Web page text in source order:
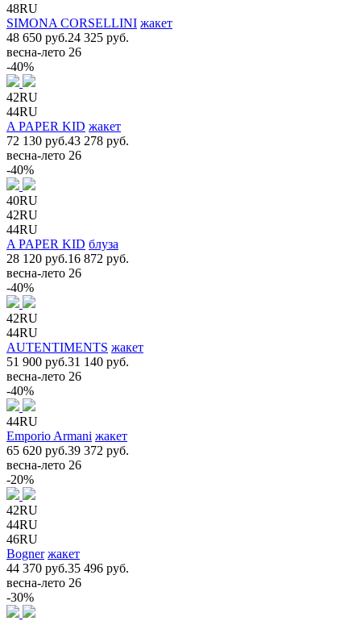
48RU
SIMONA CORSELLINI жакет
48 650 руб.24 325 руб.
весна-лето 26
-40%
42RU
44RU
A PAPER KID жакет
72 130 руб.43 278 руб.
весна-лето 26
-40%
40RU
42RU
44RU
A PAPER KID блуза
28 120 руб.16 872 руб.
весна-лето 26
-40%
42RU
44RU
AUTENTIMENTS жакет
51 900 руб.31 140 руб.
весна-лето 26
-40%
44RU
Emporio Armani жакет
65 620 руб.39 372 руб.
весна-лето 26
-20%
42RU
44RU
46RU
Bogner жакет
44 370 руб.35 496 руб.
весна-лето 26
-30%